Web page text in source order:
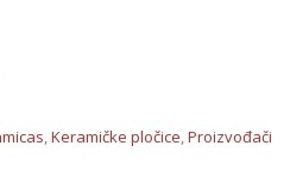
,Keramičke pločice,Proizvođači